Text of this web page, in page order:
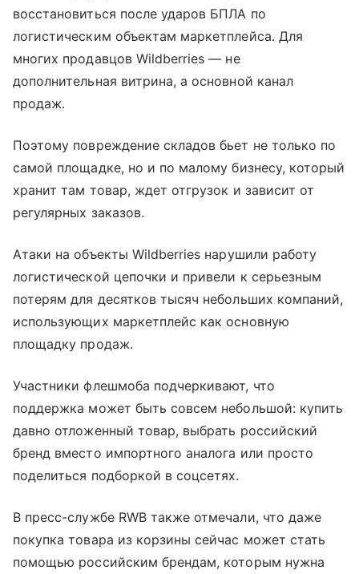
восстановиться после ударов БПЛА по
логистическим объектам маркетплейса. Для
многих продавцов Wildberries — не
дополнительная витрина, а основной канал
продаж.
Поэтому повреждение складов бьет не только по
самой площадке, но и по малому бизнесу, который
хранит там товар, ждет отгрузок и зависит от
регулярных заказов.
Атаки на объекты Wildberries нарушили работу
логистической цепочки и привели к серьезным
потерям для десятков тысяч небольших компаний,
использующих маркетплейс как основную
площадку продаж.
Участники флешмоба подчеркивают, что
поддержка может быть совсем небольшой: купить
давно отложенный товар, выбрать российский
бренд вместо импортного аналога или просто
поделиться подборкой в соцсетях.
В пресс-службе RWB также отмечали, что даже
покупка товара из корзины сейчас может стать
помощью российским брендам, которым нужна